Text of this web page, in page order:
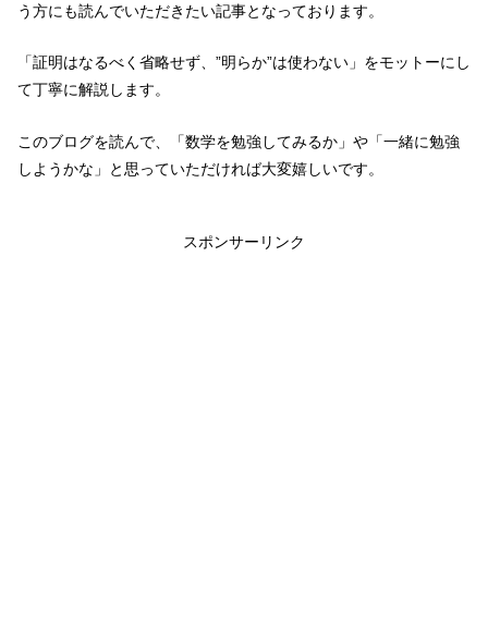
う方にも読んでいただきたい記事となっております。
「証明はなるべく省略せず、”明らか”は使わない」をモットーにし
て丁寧に解説します。
このブログを読んで、「数学を勉強してみるか」や「一緒に勉強
しようかな」と思っていただければ大変嬉しいです。
スポンサーリンク